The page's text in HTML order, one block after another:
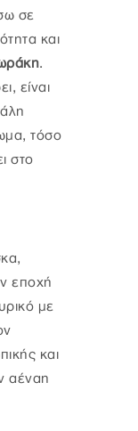
σε
και
.
είναι
τόσο
στο
εποχή
με
και
αέναη